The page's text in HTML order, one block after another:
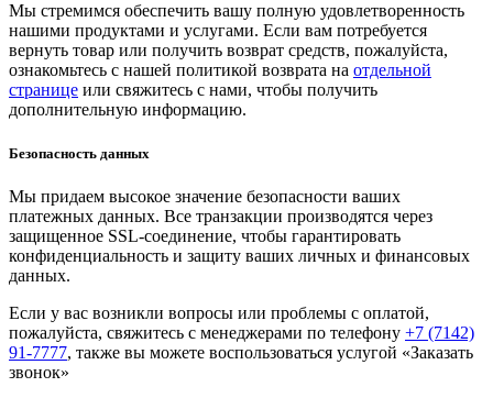
Мы стремимся обеспечить вашу полную удовлетворенность
нашими продуктами и услугами. Если вам потребуется
вернуть товар или получить возврат средств, пожалуйста,
ознакомьтесь с нашей политикой возврата на отдельной
странице или свяжитесь с нами, чтобы получить
дополнительную информацию.
Безопасность данных
Мы придаем высокое значение безопасности ваших
платежных данных. Все транзакции производятся через
защищенное SSL-соединение, чтобы гарантировать
конфиденциальность и защиту ваших личных и финансовых
данных.
Если у вас возникли вопросы или проблемы с оплатой,
пожалуйста, свяжитесь с менеджерами по телефону +7 (7142)
91-7777, также вы можете воспользоваться услугой «Заказать
звонок»